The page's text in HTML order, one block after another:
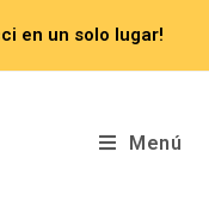
en un solo lugar!
Menú